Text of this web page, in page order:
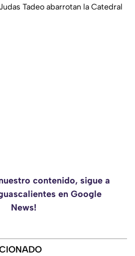
Tadeo abarrotan la Catedral
contenido, sigue a
en Google
News!